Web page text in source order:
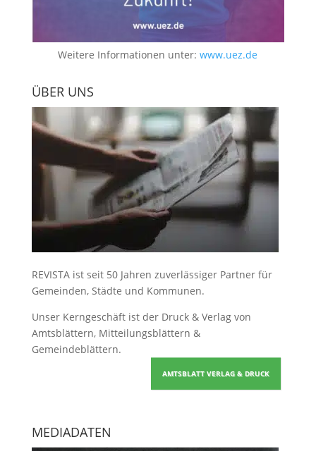
Weitere Informationen unter:www.uez.de
ÜBER UNS
REVISTA ist seit 50 Jahren zuverlässiger Partner für
Gemeinden, Städte und Kommunen.
Unser Kerngeschäft ist der Druck & Verlag von
Amtsblättern, Mitteilungsblättern &
Gemeindeblättern.
AMTSBLATT VERLAG & DRUCK
MEDIADATEN